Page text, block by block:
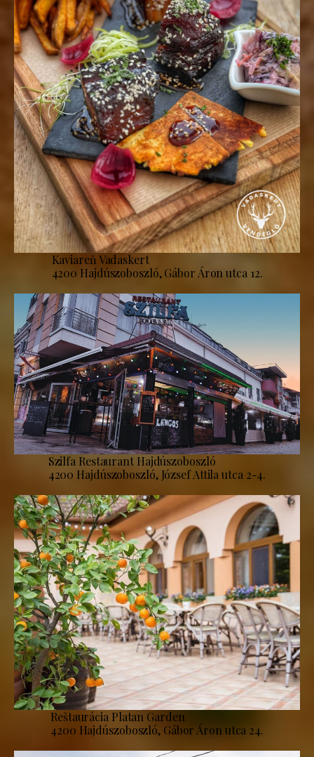
Kaviareň Vadaskert
4200 Hajdúszoboszló, Gábor Áron utca 12.
Szilfa Restaurant Hajdúszoboszló
4200 Hajdúszoboszló, József Attila utca 2-4.
Reštaurácia Platan Garden
4200 Hajdúszoboszló, Gábor Áron utca 24.